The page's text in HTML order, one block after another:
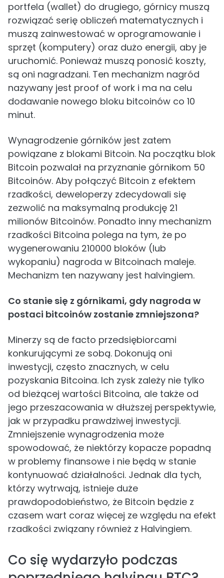
portfela (wallet) do drugiego, górnicy muszą
rozwiązać serię obliczeń matematycznych i
muszą zainwestować w oprogramowanie i
sprzęt (komputery) oraz dużo energii, aby je
uruchomić. Ponieważ muszą ponosić koszty,
są oni nagradzani. Ten mechanizm nagród
nazywany jest proof of work i ma na celu
dodawanie nowego bloku bitcoinów co 10
minut.
Wynagrodzenie górników jest zatem
powiązane z blokami Bitcoin. Na początku blok
Bitcoin pozwalał na przyznanie górnikom 50
Bitcoinów. Aby połączyć Bitcoin z efektem
rzadkości, deweloperzy zdecydowali się
zezwolić na maksymalną produkcję 21
milionów Bitcoinów. Ponadto inny mechanizm
rzadkości Bitcoina polega na tym, że po
wygenerowaniu 210000 bloków (lub
wykopaniu) nagroda w Bitcoinach maleje.
Mechanizm ten nazywany jest halvingiem.
Co stanie się z górnikami, gdy nagroda w
postaci bitcoinów zostanie zmniejszona?
Minerzy są de facto przedsiębiorcami
konkurującymi ze sobą. Dokonują oni
inwestycji, często znacznych, w celu
pozyskania Bitcoina. Ich zysk zależy nie tylko
od bieżącej wartości Bitcoina, ale także od
jego przeszacowania w dłuższej perspektywie,
jak w przypadku prawdziwej inwestycji.
Zmniejszenie wynagrodzenia może
spowodować, że niektórzy kopacze popadną
w problemy finansowe i nie będą w stanie
kontynuować działalności. Jednak dla tych,
którzy wytrwają, istnieje duże
prawdopodobieństwo, że Bitcoin będzie z
czasem wart coraz więcej ze względu na efekt
rzadkości związany również z Halvingiem.
Co się wydarzyło podczas